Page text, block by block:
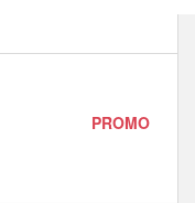
PROMO